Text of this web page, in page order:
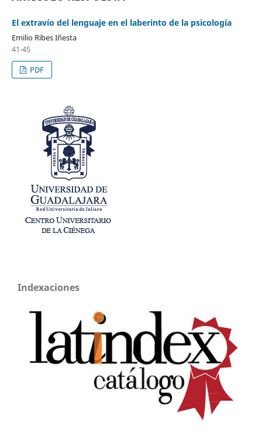
El extravío del lenguaje en el laberinto de la psicología
Emilio Ribes Iñesta
41-45
PDF
Indexaciones